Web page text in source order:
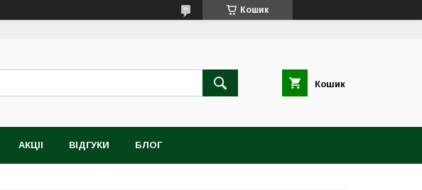
Кошик
Кошик
АКЦІІ ВІДГУКИ БЛОГ